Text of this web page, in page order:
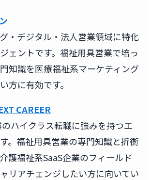
・デジタル・法人営業領域に特化
ェントです。福祉用具営業で培っ
知識を医療福祉系マーケティング
方に有効です。
CAREER
ハイクラス転職に強みを持つエ
。福祉用具営業の専門知識と折衝
護福祉系SaaS企業のフィールド
リアチェンジしたい方に向いてい